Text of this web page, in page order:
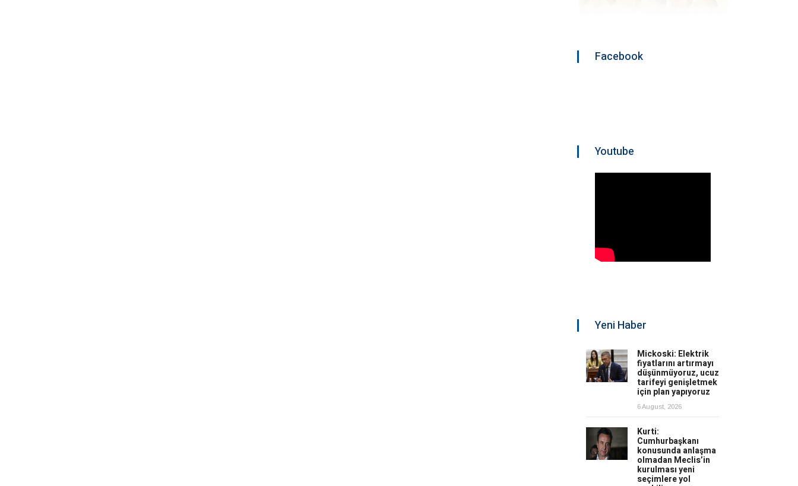
Facebook
Youtube
Yeni Haber
Mickoski: Elektrik
fiyatlarını artırmayı
düşünmüyoruz, ucuz
tarifeyi genişletmek
için plan yapıyoruz
6 August, 2026
Kurti:
Cumhurbaşkanı
konusunda anlaşma
olmadan Meclis’in
kurulması yeni
seçimlere yol